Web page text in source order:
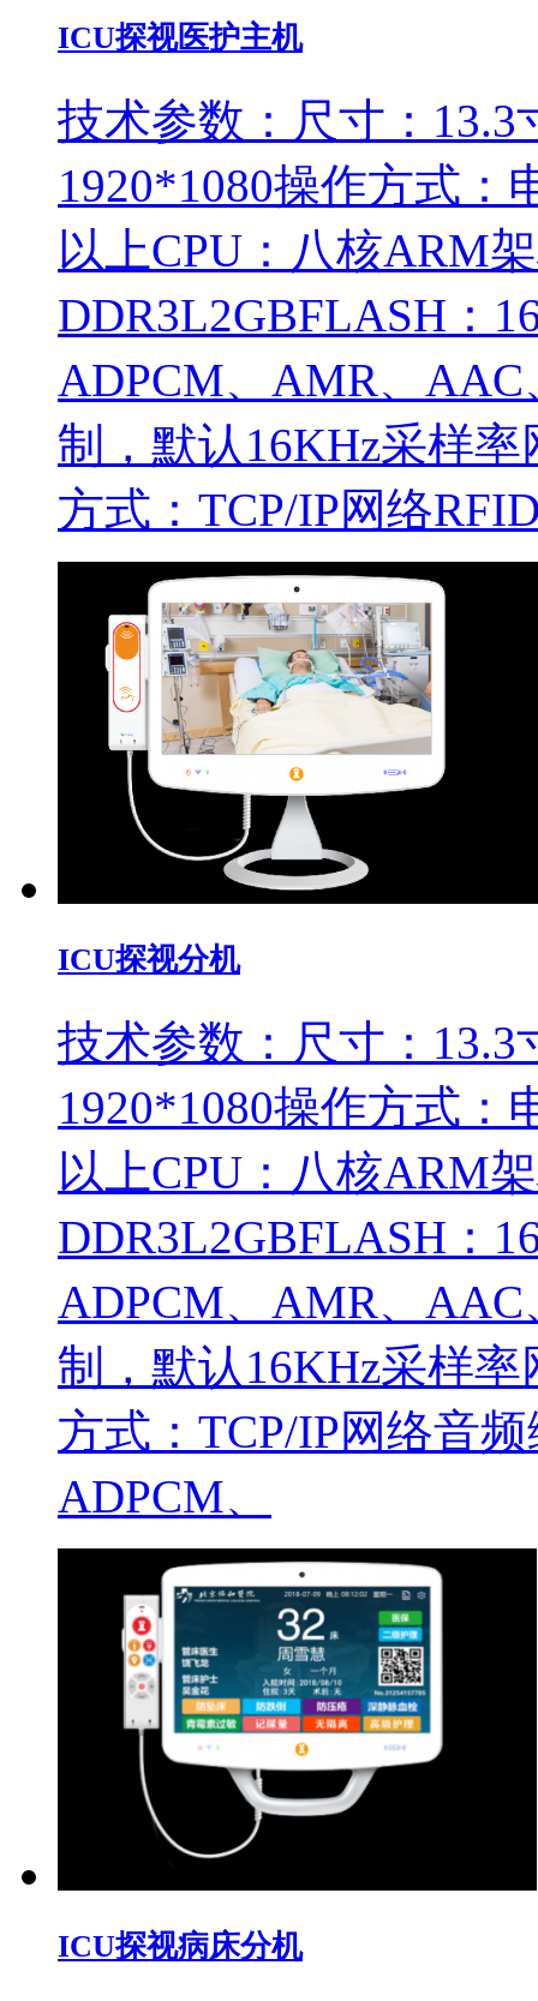
ICU探视医护主机
技术参数：尺寸：13.3
1920*1080操作方式：
以上CPU：八核ARM
DDR3L2GBFLASH：
ADPCM、AMR、
制，默认16KHz采样
方式：TCP/IP网络
ICU探视分机
技术参数：尺寸：13.3
1920*1080操作方式：
以上CPU：八核ARM
DDR3L2GBFLASH：
ADPCM、AMR、
制，默认16KHz采样
方式：TCP/IP网络音
ADPCM、
ICU探视病床分机